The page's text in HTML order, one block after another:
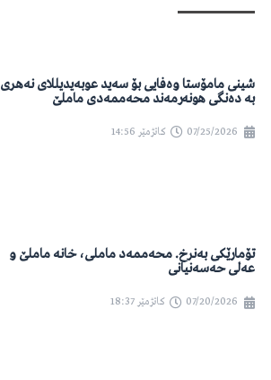
شینی مامۆستا وەفایی بۆ سەید عوبەیدیللای نەهری
بە دەنگی هونەرمەند محەممەدی ماملێ
07/25/2026 کاتژمێر 14:56
تۆمارێکی بەنرخ. محەممەد ماملی، خانە ماملێ و
عەلی حەسەنیانی
07/20/2026 کاتژمێر 18:37